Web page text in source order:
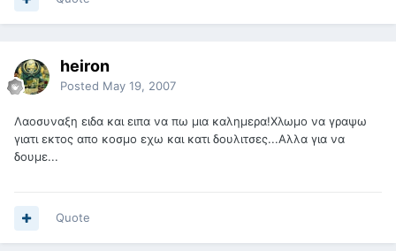
heiron
Posted May 19, 2007
Λαοσυναξη ειδα και ειπα να πω μια καλημερα!Χλωμο να γραψω
γιατι εκτος απο κοσμο εχω και κατι δουλιτσες...Αλλα για να
δουμε...
Quote